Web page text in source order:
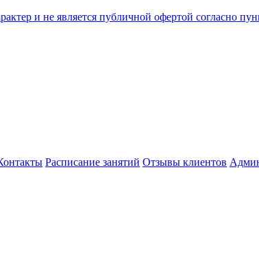
и не является публичной офертой согласно
Расписание занятий Отзывы клиентов